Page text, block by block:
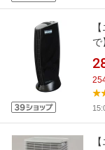
で
浄
ア
【